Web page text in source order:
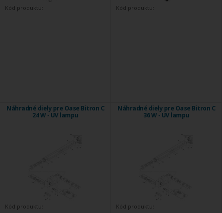
Kód produktu: Kód produktu:
Náhradné diely pre Oase Bitron C
24 W - UV lampu
Kód produktu:
Náhradné diely pre Oase Bitron C
36 W - UV lampu
Kód produktu: